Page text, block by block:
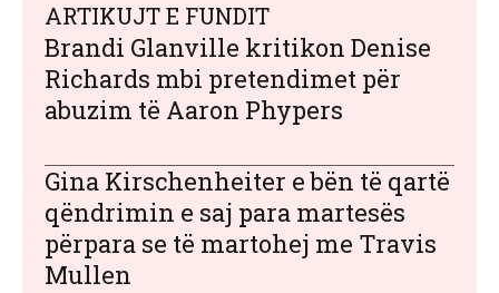
ARTIKUJT E FUNDIT
Brandi Glanville kritikon Denise
Richards mbi pretendimet për
abuzim të Aaron Phypers
Gina Kirschenheiter e bën të qartë
qëndrimin e saj para martesës
përpara se të martohej me Travis
Mullen